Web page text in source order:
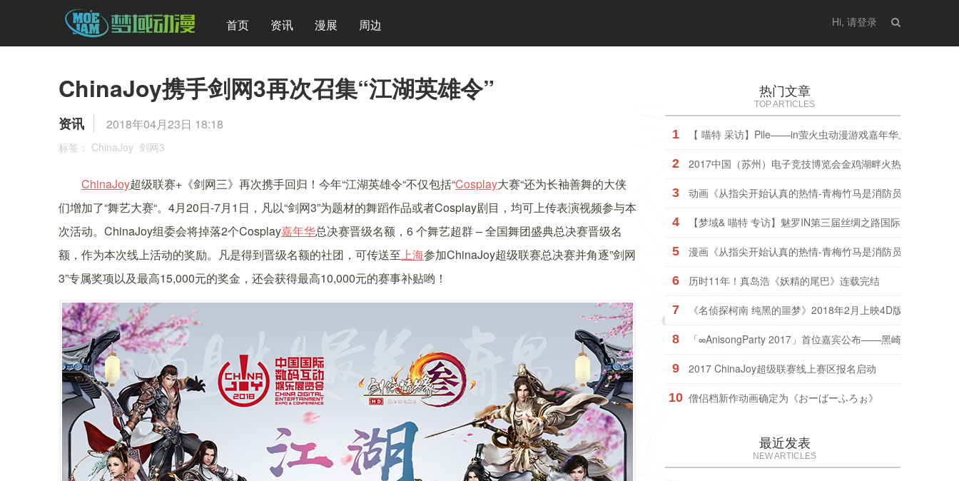
首页 资讯 漫展 周边 Hi, 请登录
ChinaJoy携手剑网3再次召集“江湖英雄令”
资讯 2018年04月23日 18:18
标签： ChinaJoy 剑网3
ChinaJoy超级联赛+《剑网三》再次携手回归！今年“江湖英雄令“不仅包括“Cosplay大赛“还为长袖善舞的大侠
们增加了“舞艺大赛“。4月20日-7月1日，凡以“剑网3”为题材的舞蹈作品或者Cosplay剧目，均可上传表演视频参与本
次活动。ChinaJoy组委会将掉落2个Cosplay嘉年华总决赛晋级名额，6 个舞艺超群 – 全国舞团盛典总决赛晋级名
额，作为本次线上活动的奖励。凡是得到晋级名额的社团，可传送至上海参加ChinaJoy超级联赛总决赛并角逐”剑网
3”专属奖项以及最高15,000元的奖金，还会获得最高10,000元的赛事补贴哟！
热门文章
TOP ARTICLES
1 【 喵特 采访】Pile——in萤火虫动漫游戏嘉年华上海站
2 2017中国（苏州）电子竞技博览会金鸡湖畔火热开幕
3 动画《从指尖开始认真的热情-青梅竹马是消防员-》普通版
4 【梦域& 喵特 专访】魅罗IN第三届丝绸之路国际艺术节暨动
5 漫画《从指尖开始认真的热情-青梅竹马是消防员-》动画版今
6 历时11年！真岛浩《妖精的尾巴》连载完结
7 《名侦探柯南 纯黑的噩梦》2018年2月上映4D版
8 「∞AnisongParty 2017」首位嘉宾公布——黑崎真音！
9 2017 ChinaJoy超级联赛线上赛区报名启动
10 僧侣档新作动画确定为《おーばーふろぉ》
最近发表
NEW ARTICLES